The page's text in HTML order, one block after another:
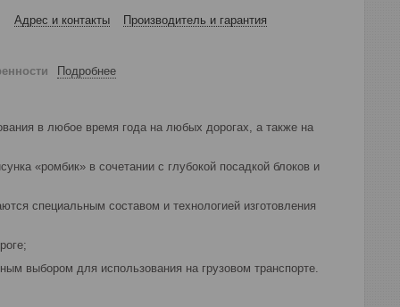
Адрес и контакты Производитель и гарантия
Подробнее
в любое время года на любых дорогах, а также на
«ромбик» в сочетании с глубокой посадкой блоков и
специальным составом и технологией изготовления
выбором для использования на грузовом транспорте.